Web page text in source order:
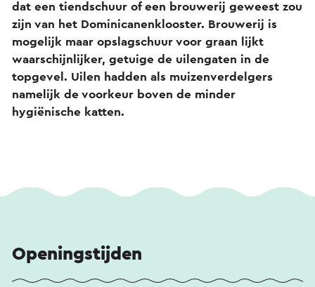
dat een tiendschuur of een brouwerij geweest zou
zijn van het Dominicanenklooster. Brouwerij is
mogelijk maar opslagschuur voor graan lijkt
waarschijnlijker, getuige de uilengaten in de
topgevel. Uilen hadden als muizenverdelgers
namelijk de voorkeur boven de minder
hygiënische katten.
Openingstijden